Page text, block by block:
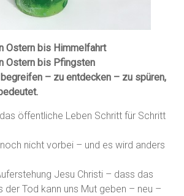
Ostern bis Himmelfahrt
Ostern bis Pfingsten
– zu entdecken – zu spüren,
öffentliche Leben Schritt für Schritt
nicht vorbei – und es wird anders
Jesu Christi – dass das
der Tod kann uns Mut geben – neu –